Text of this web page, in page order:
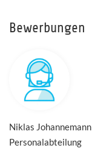
Bewerbungen
Niklas Johannemann
Personalabteilung